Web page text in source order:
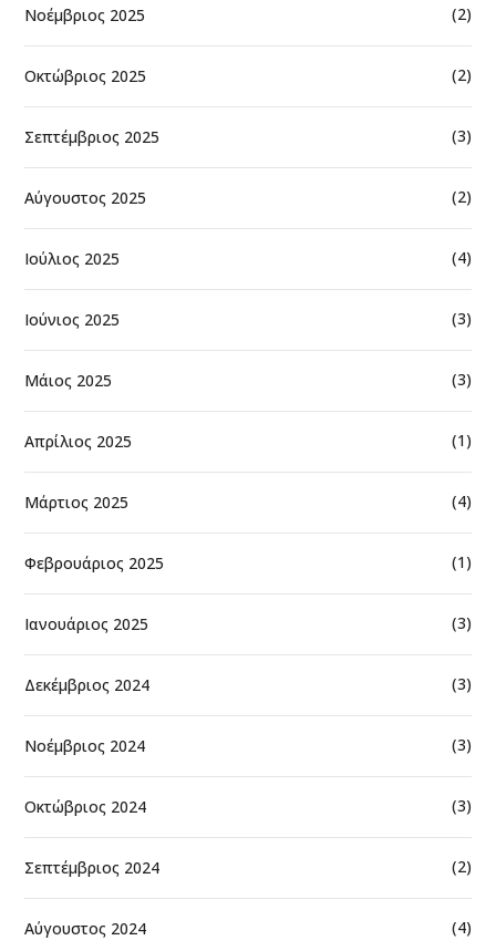
Νοέμβριος 2025 (2)
Οκτώβριος 2025 (2)
Σεπτέμβριος 2025 (3)
Αύγουστος 2025 (2)
Ιούλιος 2025 (4)
Ιούνιος 2025 (3)
Μάιος 2025 (3)
Απρίλιος 2025 (1)
Μάρτιος 2025 (4)
Φεβρουάριος 2025 (1)
Ιανουάριος 2025 (3)
Δεκέμβριος 2024 (3)
Νοέμβριος 2024 (3)
Οκτώβριος 2024 (3)
Σεπτέμβριος 2024 (2)
Αύγουστος 2024 (4)